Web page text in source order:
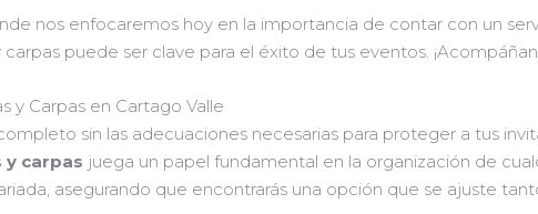
nos enfocaremos hoy en la importancia de contar con un
puede ser clave para el éxito de tus eventos.
y Carpas en Cartago Valle
sin las adecuaciones necesarias para proteger a tus
y carpas juega un papel fundamental en la organización de
asegurando que encontrarás una opción que se ajuste